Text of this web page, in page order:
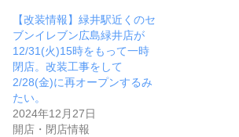
【改装情報】緑井駅近くのセ
ブンイレブン広島緑井店が
12/31(火)15時をもって一時
閉店。改装工事をして
2/28(金)に再オープンするみ
たい。
2024年12月27日
開店・閉店情報